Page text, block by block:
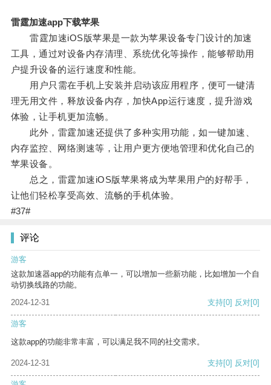
雷霆加速app下载苹果
雷霆加速iOS版苹果是一款为苹果设备专门设计的加速
工具，通过对设备内存清理、系统优化等操作，能够帮助用
户提升设备的运行速度和性能。
用户只需在手机上安装并启动该应用程序，便可一键清
理无用文件，释放设备内存，加快App运行速度，提升游戏
体验，让手机更加流畅。
此外，雷霆加速还提供了多种实用功能，如一键加速、
内存监控、网络测速等，让用户更方便地管理和优化自己的
苹果设备。
总之，雷霆加速iOS版苹果将成为苹果用户的好帮手，
让他们轻松享受高效、流畅的手机体验。
#37#
评论
游客
这款加速器app的功能有点单一，可以增加一些新功能，比如增加一个自
动切换线路的功能。
2024-12-31
支持[0] 反对[0]
游客
这款app的功能非常丰富，可以满足我不同的社交需求。
2024-12-31 支持[0] 反对[0]